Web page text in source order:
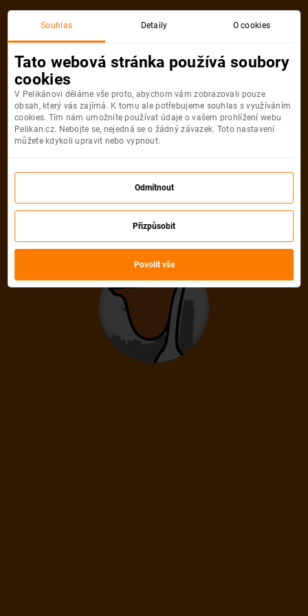
Souhlas Detaily O cookies
Tato webová stránka používá soubory
cookies
V Pelikánovi děláme vše proto, abychom vám zobrazovali pouze
obsah, který vás zajímá. K tomu ale potřebujeme souhlas s využíváním
cookies. Tím nám umožníte používat údaje o vašem prohlížení webu
Pelikan.cz. Nebojte se, nejedná se o žádný závazek. Toto nastavení
můžete kdykoli upravit nebo vypnout.
Odmítnout
Přizpůsobit
Povolit vše